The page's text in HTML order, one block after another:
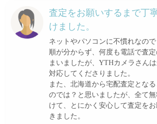
査定をお願いするまで丁
けました。
ネットやパソコンに不慣れなの
順が分からず、何度も電話で査
まいましたが、YTHカメラさん
対応してくださりました。
また、北海道から宅配査定とな
のでは？と思いましたが、全て
けて、とにかく安心して査定を
きました。